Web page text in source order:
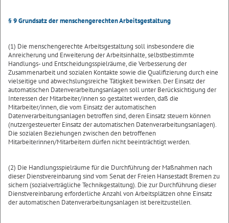
§ 9 Grundsatz der menschengerechten Arbeitsgestaltung
(1) Die menschengerechte Arbeitsgestaltung soll insbesondere die
Anreicherung und Erweiterung der Arbeitsinhalte, selbstbestimmte
Handlungs- und Entscheidungsspielräume, die Verbesserung der
Zusammenarbeit und sozialen Kontakte sowie die Qualifizierung durch eine
vielseitige und abwechslungsreiche Tätigkeit bewirken. Der Einsatz der
automatischen Datenverarbeitungsanlagen soll unter Berücksichtigung der
Interessen der Mitarbeiter/innen so gestaltet werden, daß die
Mitarbeiter/innen, die vom Einsatz der automatischen
Datenverarbeitungsanlagen betroffen sind, deren Einsatz steuern können
(nutzergesteuerter Einsatz der automatischen Datenverarbeitungsanlagen).
Die sozialen Beziehungen zwischen den betroffenen
Mitarbeiterinnen/Mitarbeitern dürfen nicht beeinträchtigt werden.
(2) Die Handlungsspielräume für die Durchführung der Maßnahmen nach
dieser Dienstvereinbarung sind vom Senat der Freien Hansestadt Bremen zu
sichern (sozialverträgliche Technikgestaltung). Die zur Durchführung dieser
Dienstvereinbarung erforderliche Anzahl von Arbeitsplätzen ohne Einsatz
der automatischen Datenverarbeitungsanlagen ist bereitzustellen.